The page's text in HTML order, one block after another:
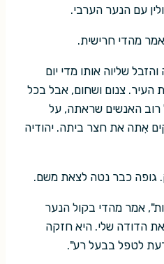
עם הנער הערבי.
מהדי חרישית.
שליוה אותו מדי יום
העיר. צנום ושחום, אבל בכל
האנשים שראתה, על
אִתה את חצר ביתה. יהודיה
גופה כבר נטה לצאת משם.
אמר מהדי בקול הנער
הדודה שלי. היא חזקה
לטפל בבעל רע".